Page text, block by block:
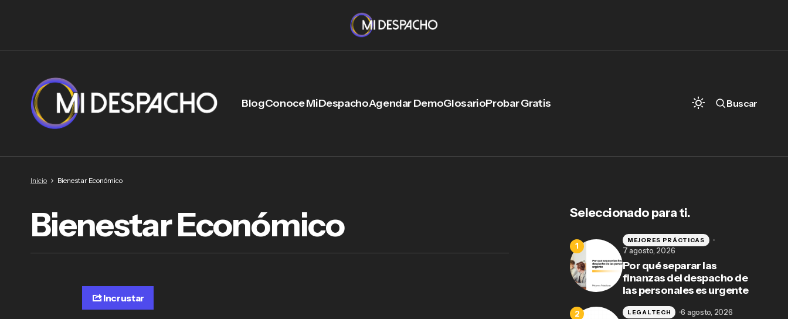
BlogConoce MiDespachoAgendar DemoGlosarioProbar Gratis Buscar
Inicio Bienestar Económico
Bienestar Económico
Incrustar
Seleccionado para ti.
Por qué separar las
finanzas del despacho de
las personales es urgente
MEJORES PRÁCTICAS
7 agosto, 2026
LEGALTECH 6 agosto, 2026